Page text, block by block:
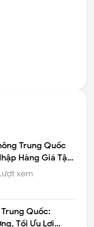
Trung Quốc
Hàng Giá Tận
xem